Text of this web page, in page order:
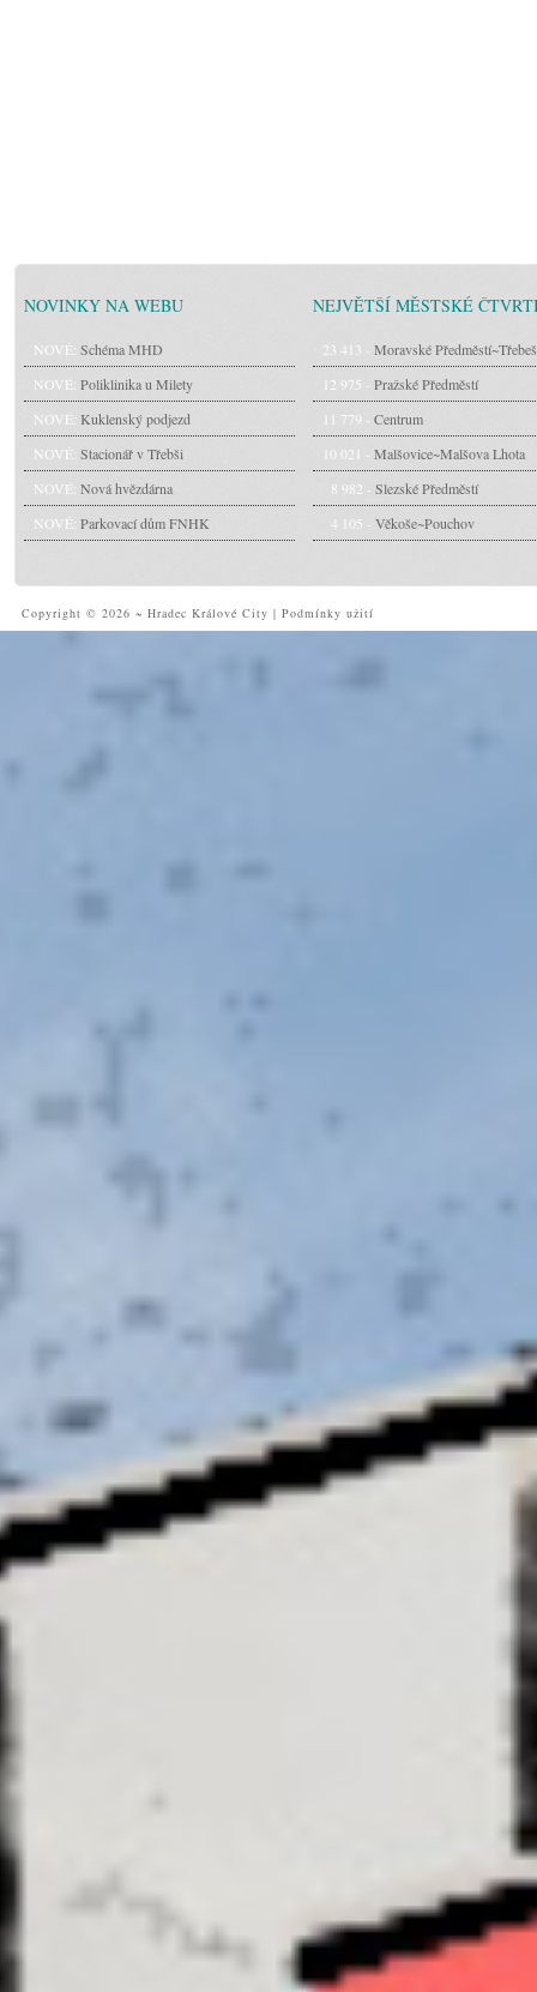
NOVINKY NA WEBU
NOVÉ: Schéma MHD
NOVÉ: Poliklinika u Milety
NOVÉ: Kuklenský podjezd
NOVÉ: Stacionář v Třebši
NOVÉ: Nová hvězdárna
NOVÉ: Parkovací dům FNHK
NEJVĚTŠÍ MĚSTSKÉ
23 413 - Moravské Předměstí~Třebeš
12 975 - Pražské Předměstí
11 779 - Centrum
10 021 - Malšovice~Malšova Lhota
8 982 - Slezské Předměstí
4 105 - Věkoše~Pouchov
Copyright © 2026 ~ Hradec Králové City | Podmínky užití